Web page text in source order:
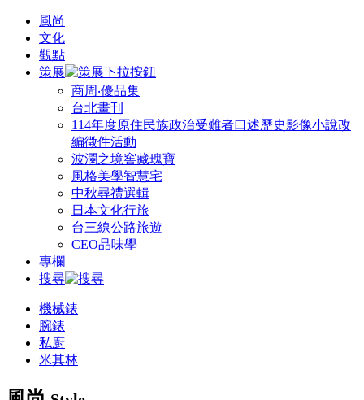
風尚
文化
觀點
策展
商周‧優品集
台北畫刊
114年度原住民族政治受難者口述歷史影像小說改
編徵件活動
波瀾之境窖藏瑰寶
風格美學智慧宅
中秋尋禮選輯
日本文化行旅
台三線公路旅遊
CEO品味學
專欄
搜尋
機械錶
腕錶
私廚
米其林